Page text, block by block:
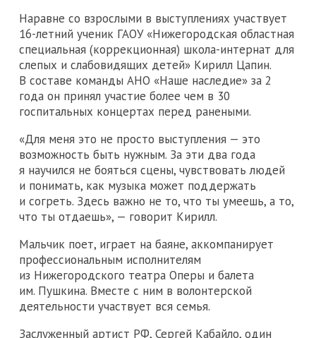
Наравне со взрослыми в выступлениях участвует
16-летний ученик ГАОУ «Нижегородская областная
специальная (коррекционная) школа-интернат для
слепых и слабовидящих детей» Кирилл Цапин.
В составе команды АНО «Наше наследие» за 2
года он принял участие более чем в 30
госпитальных концертах перед ранеными.
«Для меня это не просто выступления — это
возможность быть нужным. За эти два года
я научился не бояться сцены, чувствовать людей
и понимать, как музыка может поддержать
и согреть. Здесь важно не то, что ты умеешь, а то,
что ты отдаешь», — говорит Кирилл.
Мальчик поет, играет на баяне, аккомпанирует
профессиональным исполнителям
из Нижегородского театра Оперы и балета
им. Пушкина. Вместе с ним в волонтерской
деятельности участвует вся семья.
Заслуженный артист РФ, Сергей Кабайло, один